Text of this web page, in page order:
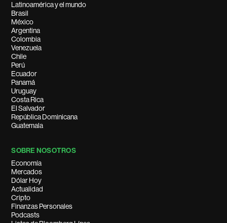
Latinoamérica y el mundo
Brasil
México
Argentina
Colombia
Venezuela
Chile
Perú
Ecuador
Panamá
Uruguay
Costa Rica
El Salvador
República Dominicana
Guatemala
SOBRE NOSOTROS
Economía
Mercados
Dólar Hoy
Actualidad
Cripto
Finanzas Personales
Podcasts